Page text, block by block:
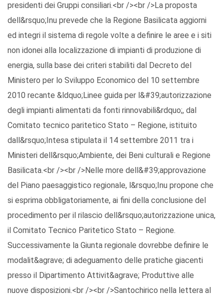
presidenti dei Gruppi consiliari.<br /><br />La proposta
dell&rsquo;Inu prevede che la Regione Basilicata aggiorni
ed integri il sistema di regole volte a definire le aree e i siti
non idonei alla localizzazione di impianti di produzione di
energia, sulla base dei criteri stabiliti dal Decreto del
Ministero per lo Sviluppo Economico del 10 settembre
2010 recante &ldquo;Linee guida per l&#39;autorizzazione
degli impianti alimentati da fonti rinnovabili&rdquo;, dal
Comitato tecnico paritetico Stato – Regione, istituito
dall&rsquo;Intesa stipulata il 14 settembre 2011 tra i
Ministeri dell&rsquo;Ambiente, dei Beni culturali e Regione
Basilicata.<br /><br />Nelle more dell&#39;approvazione
del Piano paesaggistico regionale, l&rsquo;Inu propone che
si esprima obbligatoriamente, ai fini della conclusione del
procedimento per il rilascio dell&rsquo;autorizzazione unica,
il Comitato Tecnico Paritetico Stato – Regione.
Successivamente la Giunta regionale dovrebbe definire le
modalit&agrave; di adeguamento delle pratiche giacenti
presso il Dipartimento Attivit&agrave; Produttive alle
nuove disposizioni.<br /><br />Santochirico nella lettera al